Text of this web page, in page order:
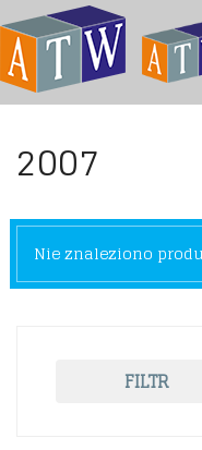
2007
Nie znaleziono
FILTR